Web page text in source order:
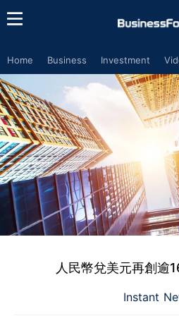
Home Business Investment
人民幣兌美元再創逾
Instant